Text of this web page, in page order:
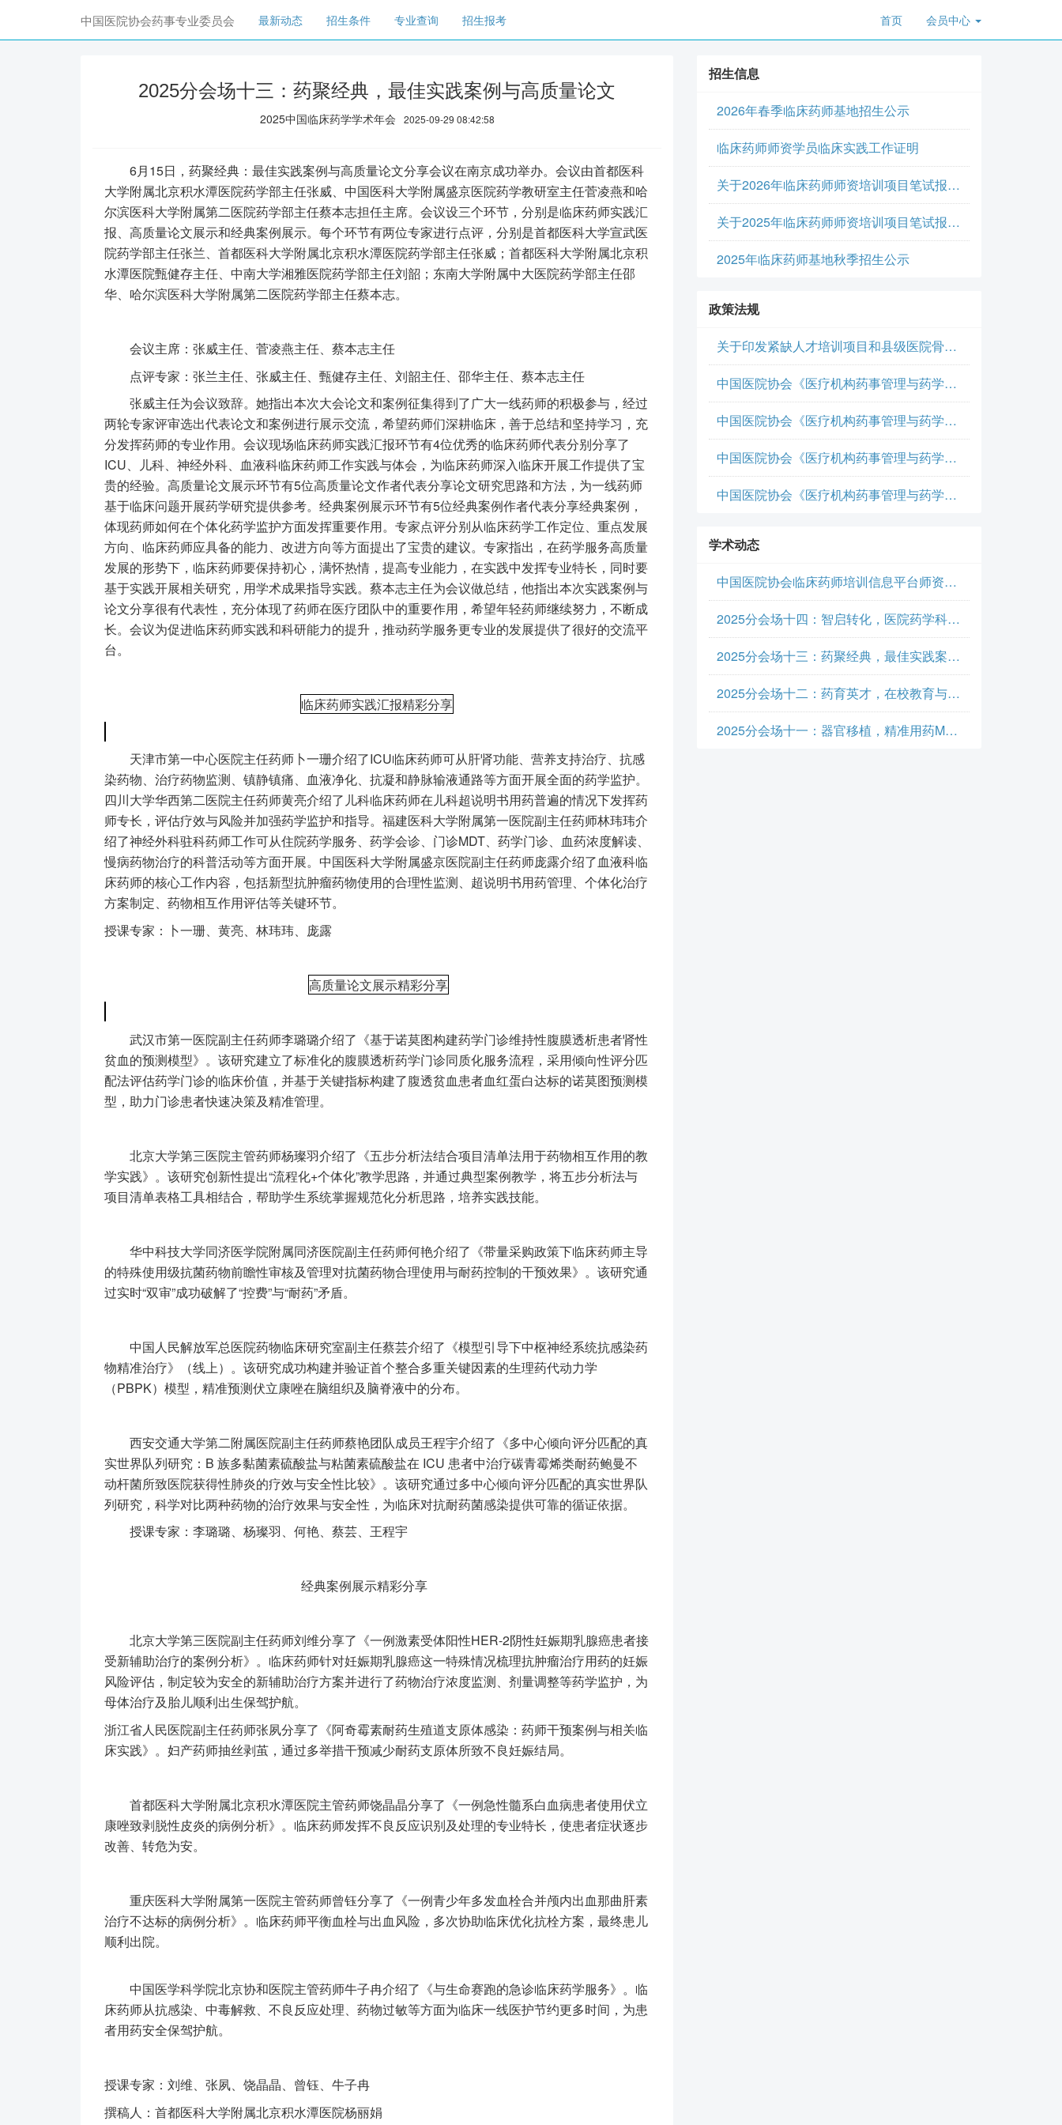
中国医院协会药事专业委员会 最新动态(current)招生条件 专业查询 招生报考 首页 会员中心
2025分会场十三：药聚经典，最佳实践案例与高质量论文
2025中国临床药学学术年会 2025-09-29 08:42:58
6月15日，药聚经典：最佳实践案例与高质量论文分享会议在南京成功举办。会议由首都医科
大学附属北京积水潭医院药学部主任张威、中国医科大学附属盛京医院药学教研室主任菅凌燕和哈
尔滨医科大学附属第二医院药学部主任蔡本志担任主席。会议设三个环节，分别是临床药师实践汇
报、高质量论文展示和经典案例展示。每个环节有两位专家进行点评，分别是首都医科大学宣武医
院药学部主任张兰、首都医科大学附属北京积水潭医院药学部主任张威；首都医科大学附属北京积
水潭医院甄健存主任、中南大学湘雅医院药学部主任刘韶；东南大学附属中大医院药学部主任邵
华、哈尔滨医科大学附属第二医院药学部主任蔡本志。
会议主席：张威主任、菅凌燕主任、蔡本志主任
点评专家：张兰主任、张威主任、甄健存主任、刘韶主任、邵华主任、蔡本志主任
张威主任为会议致辞。她指出本次大会论文和案例征集得到了广大一线药师的积极参与，经过
两轮专家评审选出代表论文和案例进行展示交流，希望药师们深耕临床，善于总结和坚持学习，充
分发挥药师的专业作用。会议现场临床药师实践汇报环节有4位优秀的临床药师代表分别分享了
ICU、儿科、神经外科、血液科临床药师工作实践与体会，为临床药师深入临床开展工作提供了宝
贵的经验。高质量论文展示环节有5位高质量论文作者代表分享论文研究思路和方法，为一线药师
基于临床问题开展药学研究提供参考。经典案例展示环节有5位经典案例作者代表分享经典案例，
体现药师如何在个体化药学监护方面发挥重要作用。专家点评分别从临床药学工作定位、重点发展
方向、临床药师应具备的能力、改进方向等方面提出了宝贵的建议。专家指出，在药学服务高质量
发展的形势下，临床药师要保持初心，满怀热情，提高专业能力，在实践中发挥专业特长，同时要
基于实践开展相关研究，用学术成果指导实践。蔡本志主任为会议做总结，他指出本次实践案例与
论文分享很有代表性，充分体现了药师在医疗团队中的重要作用，希望年轻药师继续努力，不断成
长。会议为促进临床药师实践和科研能力的提升，推动药学服务更专业的发展提供了很好的交流平
台。
临床药师实践汇报精彩分享
天津市第一中心医院主任药师卜一珊介绍了ICU临床药师可从肝肾功能、营养支持治疗、抗感
染药物、治疗药物监测、镇静镇痛、血液净化、抗凝和静脉输液通路等方面开展全面的药学监护。
四川大学华西第二医院主任药师黄亮介绍了儿科临床药师在儿科超说明书用药普遍的情况下发挥药
师专长，评估疗效与风险并加强药学监护和指导。福建医科大学附属第一医院副主任药师林玮玮介
绍了神经外科驻科药师工作可从住院药学服务、药学会诊、门诊MDT、药学门诊、血药浓度解读、
慢病药物治疗的科普活动等方面开展。中国医科大学附属盛京医院副主任药师庞露介绍了血液科临
床药师的核心工作内容，包括新型抗肿瘤药物使用的合理性监测、超说明书用药管理、个体化治疗
方案制定、药物相互作用评估等关键环节。
授课专家：卜一珊、黄亮、林玮玮、庞露
高质量论文展示精彩分享
武汉市第一医院副主任药师李璐璐介绍了《基于诺莫图构建药学门诊维持性腹膜透析患者肾性
贫血的预测模型》。该研究建立了标准化的腹膜透析药学门诊同质化服务流程，采用倾向性评分匹
配法评估药学门诊的临床价值，并基于关键指标构建了腹透贫血患者血红蛋白达标的诺莫图预测模
型，助力门诊患者快速决策及精准管理。
北京大学第三医院主管药师杨璨羽介绍了《五步分析法结合项目清单法用于药物相互作用的教
学实践》。该研究创新性提出“流程化+个体化”教学思路，并通过典型案例教学，将五步分析法与
项目清单表格工具相结合，帮助学生系统掌握规范化分析思路，培养实践技能。
华中科技大学同济医学院附属同济医院副主任药师何艳介绍了《带量采购政策下临床药师主导
的特殊使用级抗菌药物前瞻性审核及管理对抗菌药物合理使用与耐药控制的干预效果》。该研究通
过实时“双审”成功破解了“控费”与“耐药”矛盾。
中国人民解放军总医院药物临床研究室副主任蔡芸介绍了《模型引导下中枢神经系统抗感染药
物精准治疗》（线上）。该研究成功构建并验证首个整合多重关键因素的生理药代动力学
（PBPK）模型，精准预测伏立康唑在脑组织及脑脊液中的分布。
西安交通大学第二附属医院副主任药师蔡艳团队成员王程宇介绍了《多中心倾向评分匹配的真
实世界队列研究：B 族多黏菌素硫酸盐与粘菌素硫酸盐在 ICU 患者中治疗碳青霉烯类耐药鲍曼不
动杆菌所致医院获得性肺炎的疗效与安全性比较》。该研究通过多中心倾向评分匹配的真实世界队
列研究，科学对比两种药物的治疗效果与安全性，为临床对抗耐药菌感染提供可靠的循证依据。
授课专家：李璐璐、杨璨羽、何艳、蔡芸、王程宇
经典案例展示精彩分享
北京大学第三医院副主任药师刘维分享了《一例激素受体阳性HER-2阴性妊娠期乳腺癌患者接
受新辅助治疗的案例分析》。临床药师针对妊娠期乳腺癌这一特殊情况梳理抗肿瘤治疗用药的妊娠
风险评估，制定较为安全的新辅助治疗方案并进行了药物治疗浓度监测、剂量调整等药学监护，为
母体治疗及胎儿顺利出生保驾护航。
浙江省人民医院副主任药师张夙分享了《阿奇霉素耐药生殖道支原体感染：药师干预案例与相关临
床实践》。妇产药师抽丝剥茧，通过多举措干预减少耐药支原体所致不良妊娠结局。
首都医科大学附属北京积水潭医院主管药师饶晶晶分享了《一例急性髓系白血病患者使用伏立
康唑致剥脱性皮炎的病例分析》。临床药师发挥不良反应识别及处理的专业特长，使患者症状逐步
改善、转危为安。
重庆医科大学附属第一医院主管药师曾钰分享了《一例青少年多发血栓合并颅内出血那曲肝素
治疗不达标的病例分析》。临床药师平衡血栓与出血风险，多次协助临床优化抗栓方案，最终患儿
顺利出院。
中国医学科学院北京协和医院主管药师牛子冉介绍了《与生命赛跑的急诊临床药学服务》。临
床药师从抗感染、中毒解救、不良反应处理、药物过敏等方面为临床一线医护节约更多时间，为患
者用药安全保驾护航。
授课专家：刘维、张夙、饶晶晶、曾钰、牛子冉
撰稿人：首都医科大学附属北京积水潭医院杨丽娟
招生信息
2026年春季临床药师基地招生公示
临床药师师资学员临床实践工作证明
关于2026年临床药师师资培训项目笔试报名通知
关于2025年临床药师师资培训项目笔试报名通知
2025年临床药师基地秋季招生公示
政策法规
关于印发紧缺人才培训项目和县级医院骨干专科医师培训项目培训大纲（2024年版）的通知-国卫继教继发〔2024〕68号
中国医院协会《医疗机构药事管理与药学服务》团体标准-临床药学服务
中国医院协会《医疗机构药事管理与药学服务》团体标准-临床药学服务
中国医院协会《医疗机构药事管理与药学服务》团体标准-临床药学服务
中国医院协会《医疗机构药事管理与药学服务》团体标准-临床药学服务
学术动态
中国医院协会临床药师培训信息平台师资学员用户手册
2025分会场十四：智启转化，医院药学科研与成果转化
2025分会场十三：药聚经典，最佳实践案例与高质量论文
2025分会场十二：药育英才，在校教育与毕业后教育革新研讨会成功举行
2025分会场十一：器官移植，精准用药MDT实践